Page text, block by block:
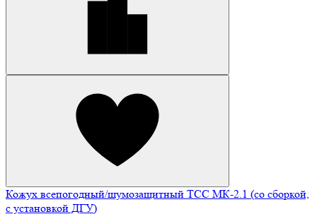
Кожух всепогодный/шумозащитный ТСС МК-2.1 (со сборкой,
с установкой ДГУ)